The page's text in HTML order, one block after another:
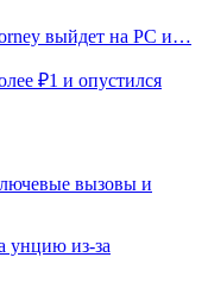
выйдет на PC и…
₽1 и опустился
вызовы и
унцию из-за